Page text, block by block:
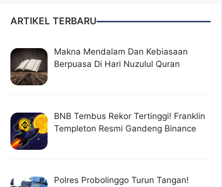
ARTIKEL TERBARU
Makna Mendalam Dan Kebiasaan
Berpuasa Di Hari Nuzulul Quran
BNB Tembus Rekor Tertinggi! Franklin
Templeton Resmi Gandeng Binance
Polres Probolinggo Turun Tangan!